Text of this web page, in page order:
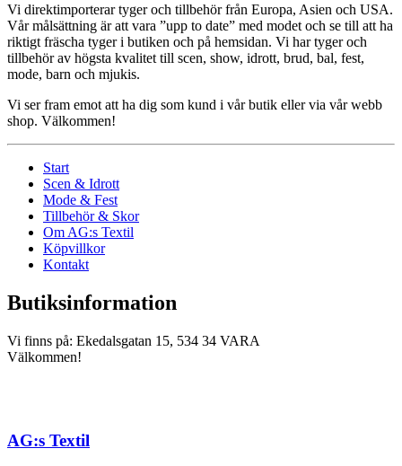
Vi direktimporterar tyger och tillbehör från Europa, Asien och USA.
Vår målsättning är att vara ”upp to date” med modet och se till att ha
riktigt fräscha tyger i butiken och på hemsidan. Vi har tyger och
tillbehör av högsta kvalitet till scen, show, idrott, brud, bal, fest,
mode, barn och mjukis.
Vi ser fram emot att ha dig som kund i vår butik eller via vår webb
shop. Välkommen!
Start
Scen & Idrott
Mode & Fest
Tillbehör & Skor
Om AG:s Textil
Köpvillkor
Kontakt
Butiksinformation
Vi finns på: Ekedalsgatan 15, 534 34 VARA
Välkommen!
AG:s Textil